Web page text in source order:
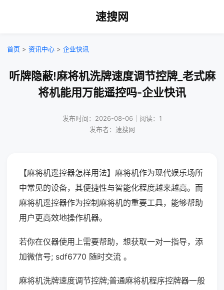
速搜网
首页 > 资讯中心 > 企业快讯
听牌隐蔽!麻将机洗牌速度调节控牌_老式麻
将机能用万能遥控吗-企业快讯
发布时间：2026-08-06｜阅读：1
发布者：速搜网
【麻将机遥控器怎样用法】麻将机作为现代娱乐场所
中常见的设备，其便捷性与智能化程度越来越高。而
麻将机遥控器作为控制麻将机的重要工具，能够帮助
用户更高效地操作机器。
若你在仪器使用上需要帮助，想获取一对一指导，添
加微信号; sdf6770 随时交流 。
麻将机洗牌速度调节控牌;普通麻将机程序控牌器一般